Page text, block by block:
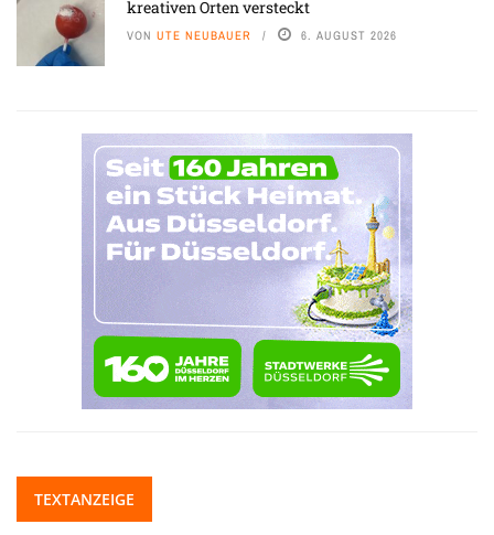
kreativen Orten versteckt
VON UTE NEUBAUER 6. AUGUST 2026
TEXTANZEIGE